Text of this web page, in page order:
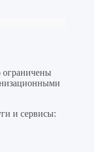
ограничены
и сервисы: